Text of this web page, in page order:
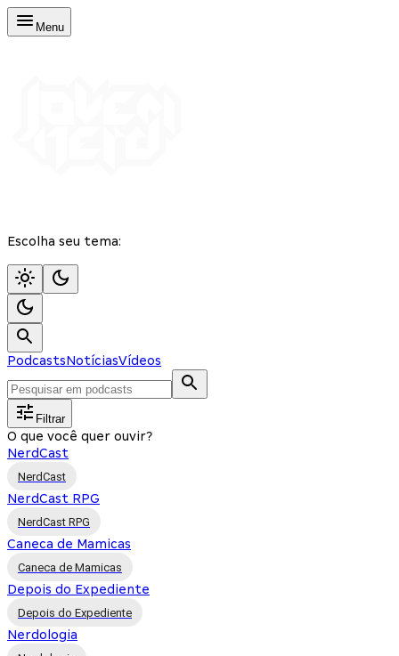
Menu
Escolha seu tema:
PodcastsNotíciasVídeos
Filtrar
O que você quer ouvir?
NerdCast
NerdCast
NerdCast RPG
NerdCast RPG
Caneca de Mamicas
Caneca de Mamicas
Depois do Expediente
Depois do Expediente
Nerdologia